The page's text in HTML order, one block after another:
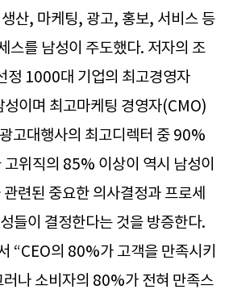
산, 마케팅, 광고, 홍보, 서비스 등
스를 남성이 주도했다. 저자의 조
정 1000대 기업의 최고경영자
이며 최고마케팅 경영자(CMO)
고대행사의 최고디렉터 중 90%
위직의 85% 이상이 역시 남성이
련된 중요한 의사결정과 프로세
들이 결정한다는 것을 방증한다.
“CEO의 80%가 고객을 만족시키
러나 소비자의 80%가 전혀 만족스